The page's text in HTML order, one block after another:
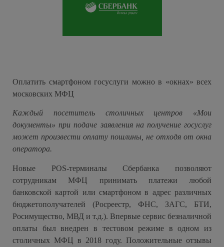
Оплатить смартфоном госуслуги можно в «окнах» всех
московских МФЦ
Каждый посетитель столичных центров «Мои
документы» при подаче заявления на получение госуслуг
может произвести оплату пошлины, не отходя от окна
оператора.
Новые POS-терминалы Сбербанка позволяют
сотрудникам МФЦ принимать платежи любой
банковской картой или смартфоном в адрес различных
бюджетополучателей (Росреестр, ФНС, ЗАГС, БТИ,
Росимущество, МВД и т.д.). Впервые сервис безналичной
оплаты был внедрен в тестовом режиме в одном из
столичных МФЦ в 2018 году. Положительные отзывы